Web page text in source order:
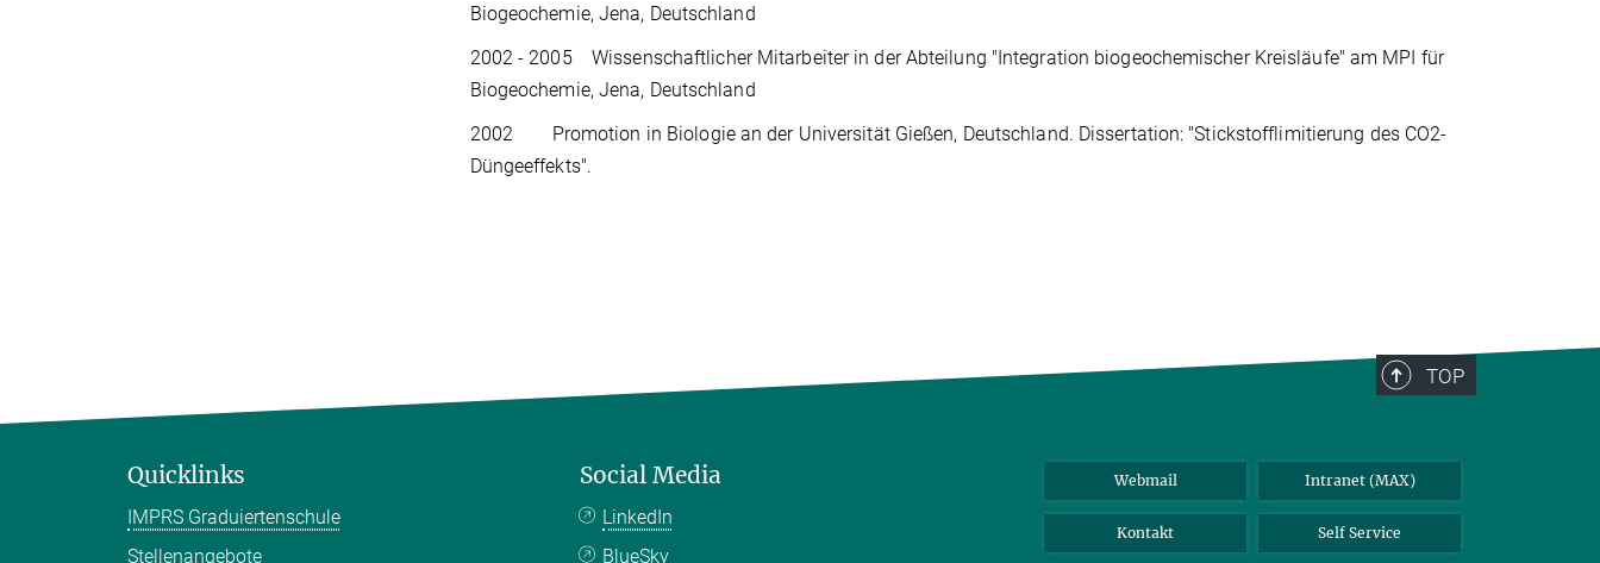
Biogeochemie, Jena, Deutschland
2002 - 2005 Wissenschaftlicher Mitarbeiter in der Abteilung "Integration biogeochemischer Kreisläufe" am MPI für
Biogeochemie, Jena, Deutschland
2002 Promotion in Biologie an der Universität Gießen, Deutschland. Dissertation: "Stickstofflimitierung des CO2-
Düngeeffekts".
TOP
Quicklinks
IMPRS Graduiertenschule
Stellenangebote
Social Media
LinkedIn
BlueSky
Webmail Intranet (MAX)
Kontakt Self Service